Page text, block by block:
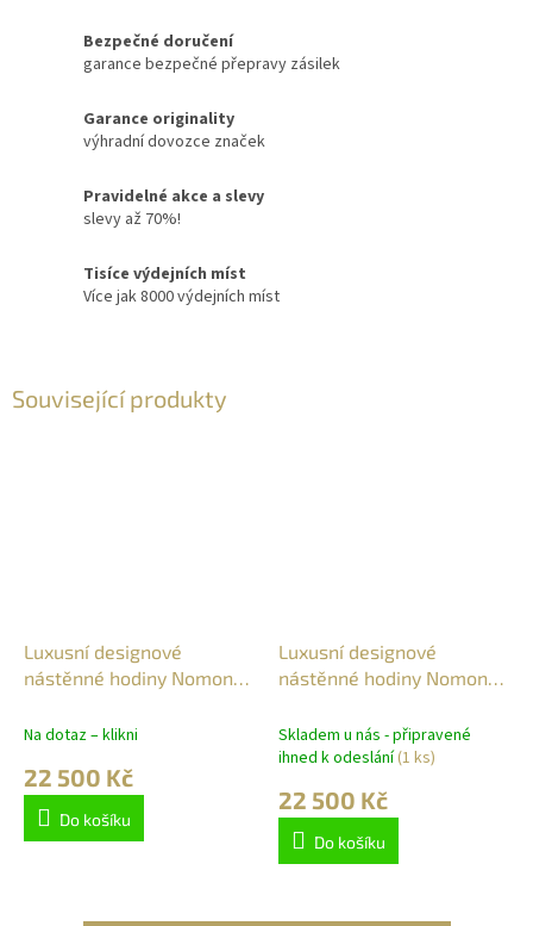
Bezpečné doručení
garance bezpečné přepravy zásilek
Garance originality
výhradní dovozce značek
Pravidelné akce a slevy
slevy až 70%!
Tisíce výdejních míst
Více jak 8000 výdejních míst
Související produkty
Luxusní designové
nástěnné hodiny Nomon
černé
Na dotaz – klikni
22 500 Kč
Do košíku
Luxusní designové
nástěnné hodiny Nomon
černé
Skladem u nás - připravené
ihned k odeslání(1 ks)
22 500 Kč
Do košíku